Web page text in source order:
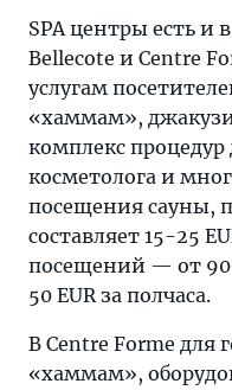
SPA центры есть и
Bellecote и Centre
услугам
«хаммам»,
комплекс процедур
косметолога и
посещения сауны,
составляет 15-25
посещений — от 90
50 EUR за полчаса.
В Centre Forme для
«хаммам»,